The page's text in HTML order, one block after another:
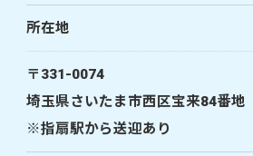
所在地
〒331-0074
埼玉県さいたま市西区宝来84番地
※指扇駅から送迎あり